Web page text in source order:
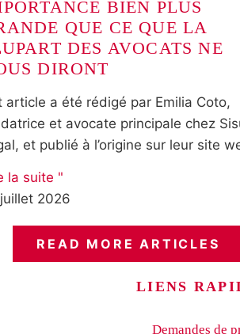
BIEN PLUS
QUE CE QUE LA
DES AVOCATS NE
DIRONT
article a été rédigé par Emilia Coto,
et avocate principale chez
et publié à l’origine sur leur site
la suite "
2026
READ MORE ARTICLES
LIENS
Demandes de